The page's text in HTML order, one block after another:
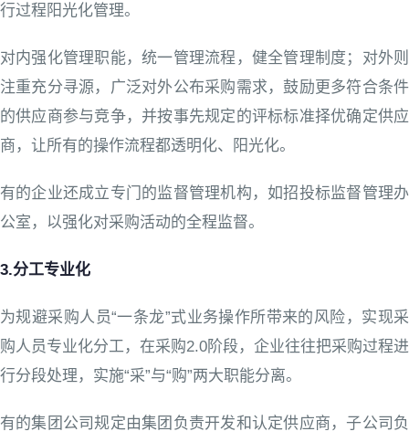
行过程阳光化管理。
对内强化管理职能，统一管理流程，健全管理制度；对外则
注重充分寻源，广泛对外公布采购需求，鼓励更多符合条件
的供应商参与竞争，并按事先规定的评标标准择优确定供应
商，让所有的操作流程都透明化、阳光化。
有的企业还成立专门的监督管理机构，如招投标监督管理办
公室，以强化对采购活动的全程监督。
3.分工专业化
为规避采购人员“一条龙”式业务操作所带来的风险，实现采
购人员专业化分工，在采购2.0阶段，企业往往把采购过程进
行分段处理，实施“采”与“购”两大职能分离。
有的集团公司规定由集团负责开发和认定供应商，子公司负